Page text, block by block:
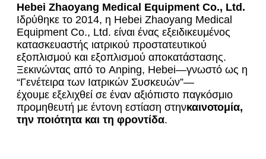
Hebei Zhaoyang Medical Equipment Co., Ltd.
Ιδρύθηκε το 2014, η Hebei Zhaoyang Medical
Equipment Co., Ltd. είναι ένας εξειδικευμένος
κατασκευαστής ιατρικού προστατευτικού
εξοπλισμού και εξοπλισμού αποκατάστασης.
Ξεκινώντας από το Anping, Hebei—γνωστό ως η
“Γενέτειρα των Ιατρικών Συσκευών”—
έχουμε εξελιχθεί σε έναν αξιόπιστο παγκόσμιο
προμηθευτή με έντονη εστίαση στηνκαινοτομία,
την ποιότητα και τη φροντίδα.